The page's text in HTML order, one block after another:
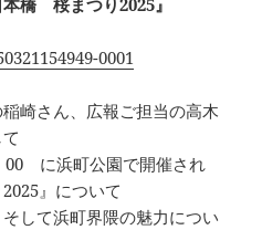
y
Li
n
k
0001
崎さん、広報ご担当の高木
00 に浜町公園で開催され
』について
して浜町界隈の魅力につい